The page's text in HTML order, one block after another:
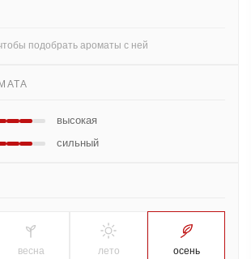
подобрать ароматы с ней
высокая
сильный
весна лето осень